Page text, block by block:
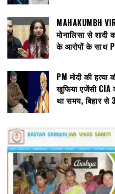
MAHAKUMBH
मोनालिसा से
के आरोपों के साथ
PM मोदी की
खुफिया एजेंसी CIA
था समय, बिहार से